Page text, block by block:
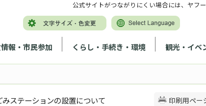
報・市民参加 くらし・手続き・環境 観光・イベ
公式サイトがつながりにくい場合には、ヤフ
印刷用ペー
みステーションの設置について